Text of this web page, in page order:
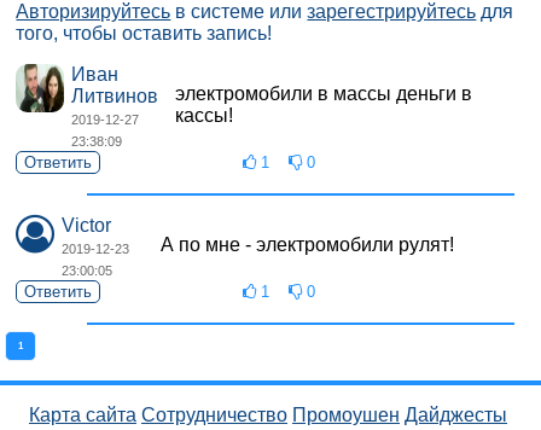
Авторизируйтесь в системе илизарегестрируйтесь для
того, чтобы оставить запись!
Иван
Литвинов
2019-12-27
23:38:09
электромобили в массы деньги в
кассы!
Ответить 1 0
Victor
2019-12-23
23:00:05
А по мне - электромобили рулят!
Ответить 1 0
1
Карта сайта Сотрудничество Промоушен Дайджесты